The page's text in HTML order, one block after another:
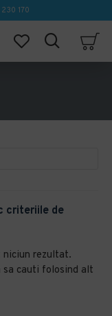
170
criteriile de
niciun rezultat.
sa cauti folosind alt